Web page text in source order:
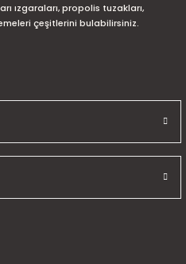
ızgaraları, propolis tuzakları,
çeşitlerini bulabilirsiniz.